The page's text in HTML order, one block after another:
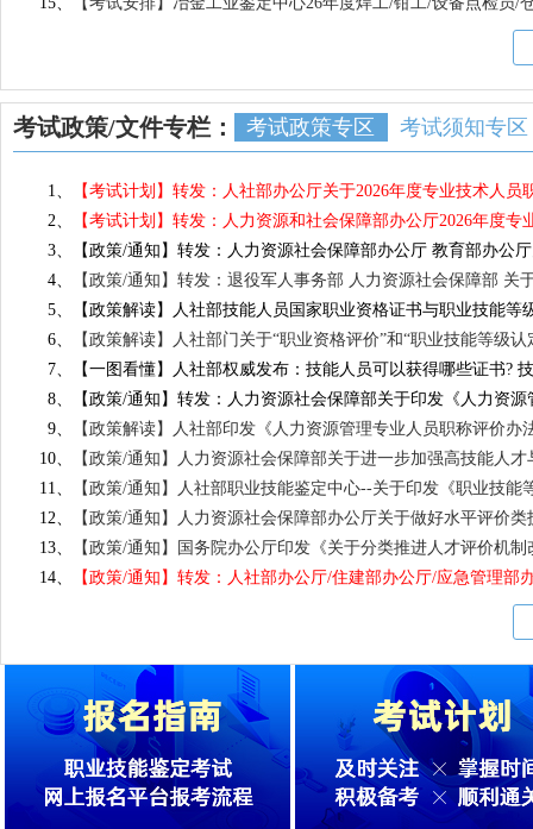
少儿编程指导师(Scratch)
影视编辑/拍摄/
多媒体应用设
智能建筑弱电
综合布线工程师
数字技术应用
硬件维修工程师
硬件技术维护
渗透测试工程师
软件测试工程
考试政策/文件专栏： 考试政策专区 考试须知专区
1、
【考试计划】转发：人社部办公厅关于2026年度专业技术人
2、
【考试计划】转发：人力资源和社会保障部办公厅2026年度
3、
【政策/通知】转发：人力资源社会保障部办公厅 教育部办
4、
【政策/通知】转发：退役军人事务部 人力资源社会保障部
5、
【政策解读】人社部技能人员国家职业资格证书与职业技能
6、
【政策解读】人社部门关于“职业资格评价”和“职业技能等级
7、
【一图看懂】人社部权威发布：技能人员可以获得哪些证书?
8、
【政策/通知】转发：人力资源社会保障部关于印发《人力资
9、
【政策解读】人社部印发《人力资源管理专业人员职称评价
10、
【政策/通知】人力资源社会保障部关于进一步加强高技能人
11、
【政策/通知】人社部职业技能鉴定中心--关于印发《职业技
12、
【政策/通知】人力资源社会保障部办公厅关于做好水平评价
13、
【政策/通知】国务院办公厅印发《关于分类推进人才评价机
14、
【政策/通知】转发：人社部办公厅/住建部办公厅/应急管理